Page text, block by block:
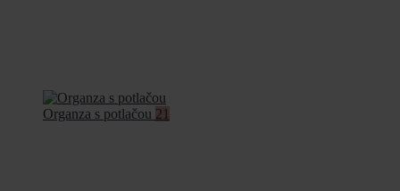
Organza s potlačou 21